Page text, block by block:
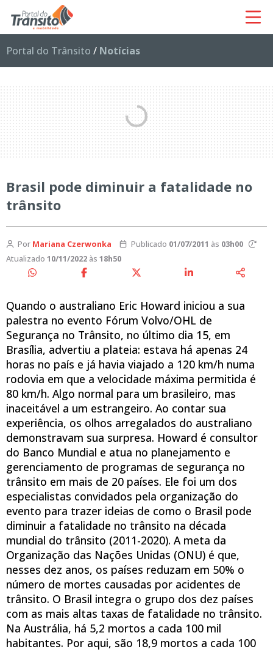
Portal do Trânsito / Notícias
Brasil pode diminuir a fatalidade no
trânsito
Por Mariana Czerwonka Publicado 01/07/2011 às 03h00
Atualizado 10/11/2022 às 18h50
Quando o australiano Eric Howard iniciou a sua
palestra no evento Fórum Volvo/OHL de
Segurança no Trânsito, no último dia 15, em
Brasília, advertiu a plateia: estava há apenas 24
horas no país e já havia viajado a 120 km/h numa
rodovia em que a velocidade máxima permitida é
80 km/h. Algo normal para um brasileiro, mas
inaceitável a um estrangeiro. Ao contar sua
experiência, os olhos arregalados do australiano
demonstravam sua surpresa. Howard é consultor
do Banco Mundial e atua no planejamento e
gerenciamento de programas de segurança no
trânsito em mais de 20 países. Ele foi um dos
especialistas convidados pela organização do
evento para trazer ideias de como o Brasil pode
diminuir a fatalidade no trânsito na década
mundial do trânsito (2011-2020). A meta da
Organização das Nações Unidas (ONU) é que,
nesses dez anos, os países reduzam em 50% o
número de mortes causadas por acidentes de
trânsito. O Brasil integra o grupo dos dez países
com as mais altas taxas de fatalidade no trânsito.
Na Austrália, há 5,2 mortos a cada 100 mil
habitantes. Por aqui, são 18,9 mortos a cada 100